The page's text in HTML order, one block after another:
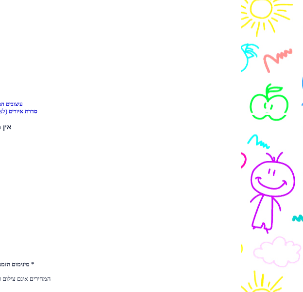
עיצובים
סדרת איורים
* מינימום הזמנה 15
המחירים אינם